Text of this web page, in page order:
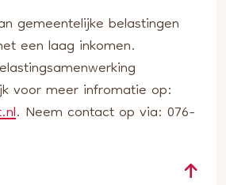
gemeentelijke belastingen
een laag inkomen.
voor meer infromatie op:
. Neem contact op via: 076-